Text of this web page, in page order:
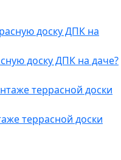
доску ДПК на даче?
террасной доски